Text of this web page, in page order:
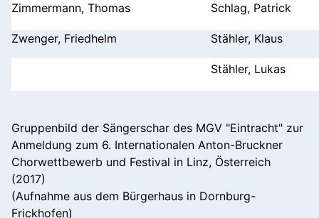
Zimmermann, Thomas Schlag, Patrick
Zwenger, Friedhelm Stähler, Klaus
Stähler, Lukas
Gruppenbild der Sängerschar des MGV "Eintracht" zur
Anmeldung zum 6. Internationalen Anton-Bruckner
Chorwettbewerb und Festival in Linz, Österreich
(2017)
(Aufnahme aus dem Bürgerhaus in Dornburg-
Frickhofen)